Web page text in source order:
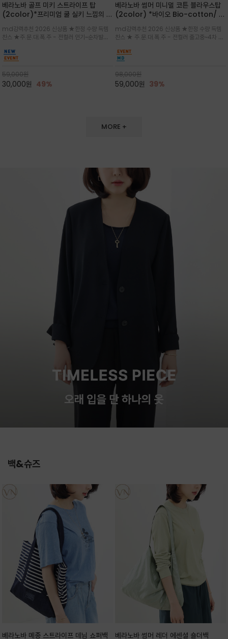
베라노바 골프 미키 스트라이프 탑
(2color)*프리미엄 쿨 실키 느낌의 폴
내 ★골프 미키티 포함 구매및 20만원
넘는 구매고객님께는 타이틀리스트 베라
노바 골프공 2피스 3구 증정(소진시 마
감)★
md강력추천 2026 신상품 ★한정 수량 득템
찬스 ★주.문.대.폭.주 - 전컬러 인기~순차발송
이프가 산뜻한 컬러감을 연출/안정감 있는 라운
드 넥라인과 여유있는 스탠다드 핏으로 여름내내
이쁘게 입으세요 ^^
59,000원
30,000원 49%
베라노바 썸머 미니멀 코튼 블라우스탑
(2color) *바이오 Bio-cotton/ 시
럼 편안하지만 블라우스처럼 단정한 무
드가 느껴지는 코튼 블라우스 탑
md강력추천 2026 신상품 ★한정 수량 득템
찬스 ★ 주.문.대.폭.주 - 전컬러 출고중~4차 리
볍게 퍼지는 박시한 실루엣과 크롭 기장이 하체
를 길어 보이게 해주며 와이드 팬츠와 셋업
98,000원
59,000원 39%
MORE +
백&슈즈
베라노바 메종 스트라이프 데님 쇼퍼백 베라노바 썸머 레더 에센셜 숄더백